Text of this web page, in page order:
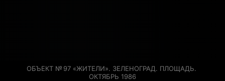
ОБЪЕКТ № 97 «ЖИТЕЛИ». ЗЕЛЕНОГРАД. ПЛОЩАДЬ.
ОКТЯБРЬ 1986